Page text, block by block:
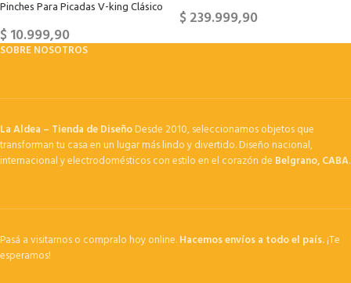
Pinches Para Picadas V-king Clásico
$10.999,90
$239.999,90
SOBRE NOSOTROS
La Aldea – Tienda de DiseñoDesde 2010, seleccionamos objetos que
transforman tu casa en un lugar más lindo y divertido. Diseño nacional,
internacional y electrodomésticos con estilo en el corazón de Belgrano, CABA.
Pasá a visitarnos o compralo hoy online.Hacemos envíos a todo el país.¡Te
esperamos!